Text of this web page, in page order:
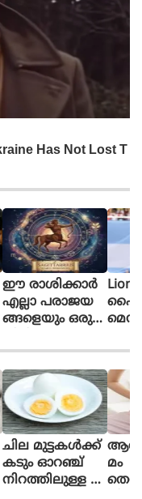
ഈ രാശിക്കാര്‍
എല്ലാ പരാജയ
ങ്ങളെയും ഒരു
വാക്കി മാറ്റുന്നു
ചില മുട്ടകള്‍ക്ക്
കടും ഓറഞ്ച്
നിറത്തിലുള്ള മ
മം